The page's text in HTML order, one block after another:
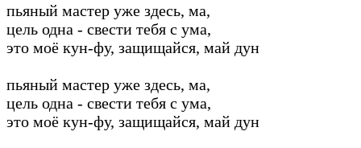
пьяный мастер уже здесь, ма,
цель одна - свести тебя с ума,
это моё кун-фу, защищайся, май дун
пьяный мастер уже здесь, ма,
цель одна - свести тебя с ума,
это моё кун-фу, защищайся, май дун